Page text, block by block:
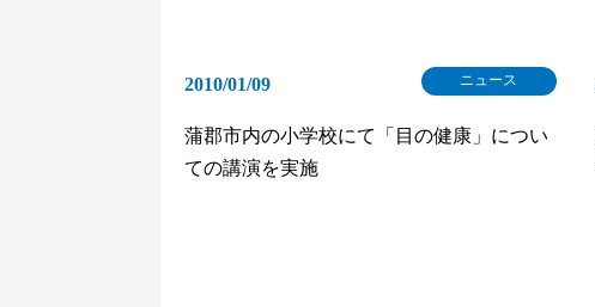
2010/01/09 ニュース
蒲郡市内の小学校にて「目の健康」につい
ての講演を実施